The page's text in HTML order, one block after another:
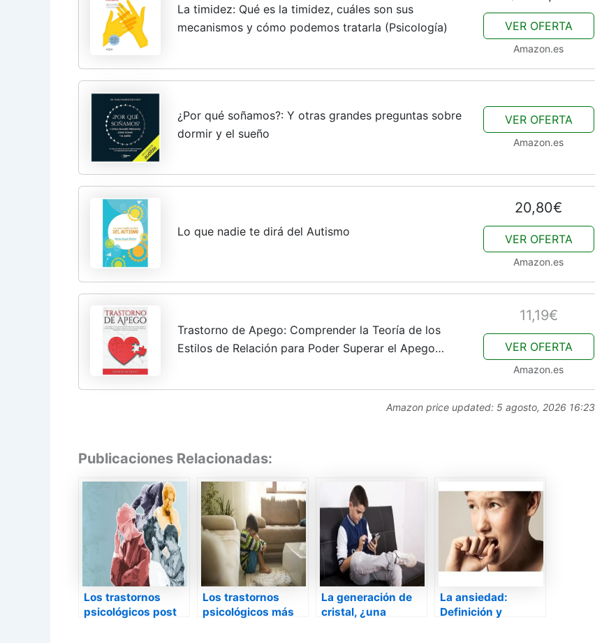
La timidez: Qué es la timidez, cuáles son sus
mecanismos y cómo podemos tratarla (Psicología)
VER OFERTA
Amazon.es
¿Por qué soñamos?: Y otras grandes preguntas sobre
dormir y el sueño
VER OFERTA
Amazon.es
Lo que nadie te dirá del Autismo
20,80€
VER OFERTA
Amazon.es
Trastorno de Apego: Comprender la Teoría de los
Estilos de Relación para Poder Superar el Apego
11,19€
VER OFERTA
Amazon.es
Amazon price updated: 5 agosto, 2026 16:23
Publicaciones Relacionadas:
Los trastornos
psicológicos post
Los trastornos
psicológicos más
La generación de
cristal, ¿una
La ansiedad:
Definición y